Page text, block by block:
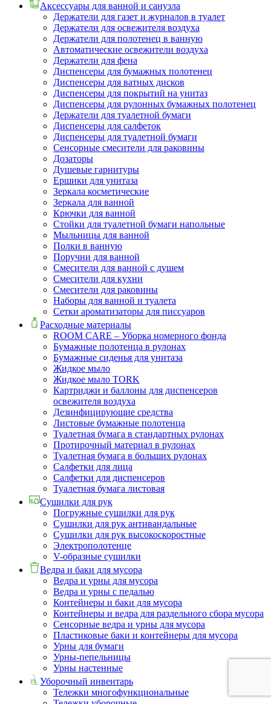
Аксессуары для ванной и санузла
Держатели для газет и журналов в туалет
Держатели для освежителя воздуха
Держатели для полотенец в ванную
Автоматические освежители воздуха
Держатели для фена
Диспенсеры для бумажных полотенец
Диспенсеры для ватных дисков
Диспенсеры для покрытий на унитаз
Диспенсеры для рулонных бумажных полотенец
Держатели для туалетной бумаги
Диспенсеры для салфеток
Диспенсеры для туалетной бумаги
Сенсорные смесители для раковины
Дозаторы
Душевые гарнитуры
Ершики для унитаза
Зеркала косметические
Зеркала для ванной
Крючки для ванной
Стойки для туалетной бумаги напольные
Мыльницы для ванной
Полки в ванную
Поручни для ванной
Смесители для ванной с душем
Смесители для кухни
Смесители для раковины
Наборы для ванной и туалета
Сетки ароматизаторы для писсуаров
Расходные материалы
ROOM CARE – Уборка номерного фонда
Бумажные полотенца в рулонах
Бумажные сиденья для унитаза
Жидкое мыло
Жидкое мыло TORK
Картриджи и баллоны для диспенсеров
освежителя воздуха
Дезинфицирующие средства
Листовые бумажные полотенца
Туалетная бумага в стандартных рулонах
Протирочный материал в рулонах
Туалетная бумага в больших рулонах
Салфетки для лица
Салфетки для диспенсеров
Туалетная бумага листовая
Сушилки для рук
Погружные сушилки для рук
Сушилки для рук антивандальные
Сушилки для рук высокоскоростные
Электрополотенце
V-образные сушилки
Ведра и баки для мусора
Ведра и урны для мусора
Ведра и урны с педалью
Контейнеры и баки для мусора
Контейнеры и ведра для раздельного сбора мусора
Сенсорные ведра и урны для мусора
Пластиковые баки и контейнеры для мусора
Урны для бумаги
Урны-пепельницы
Урны настенные
Уборочный инвентарь
Тележки многофункциональные